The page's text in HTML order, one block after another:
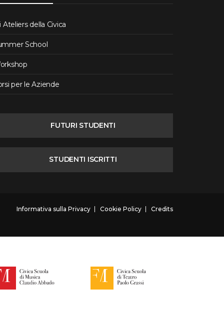
Ateliers della Civica
School
per le Aziende
FUTURI STUDENTI
STUDENTI ISCRITTI
Informativa sulla Privacy Cookie Policy Credits